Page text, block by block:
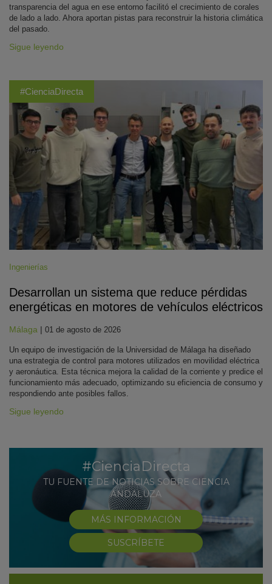
transparencia del agua en ese entorno facilitó el crecimiento de corales
de lado a lado. Ahora aportan pistas para reconstruir la historia climática
del pasado.
Sigue leyendo
#CienciaDirecta
Ingenierías
Desarrollan un sistema que reduce pérdidas
energéticas en motores de vehículos eléctricos
Málaga | 01 de agosto de 2026
Un equipo de investigación de la Universidad de Málaga ha diseñado
una estrategia de control para motores utilizados en movilidad eléctrica
y aeronáutica. Esta técnica mejora la calidad de la corriente y predice el
funcionamiento más adecuado, optimizando su eficiencia de consumo y
respondiendo ante posibles fallos.
Sigue leyendo
#CienciaDirecta
TU FUENTE DE NOTICIAS SOBRE CIENCIA
ANDALUZA
MÁS INFORMACIÓN
SUSCRÍBETE